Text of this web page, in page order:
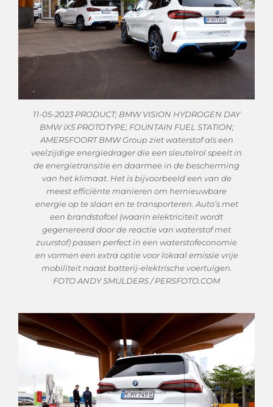
11-05-2023 PRODUCT; BMW VISION HYDROGEN DAY
BMW iX5 PROTOTYPE; FOUNTAIN FUEL STATION;
AMERSFOORT BMW Group ziet waterstof als een
veelzijdige energiedrager die een sleutelrol speelt in
de energietransitie en daarmee in de bescherming
van het klimaat. Het is bijvoorbeeld een van de
meest efficiënte manieren om hernieuwbare
energie op te slaan en te transporteren. Auto’s met
een brandstofcel (waarin elektriciteit wordt
gegenereerd door de reactie van waterstof met
zuurstof) passen perfect in een waterstofeconomie
en vormen een extra optie voor lokaal emissie vrije
mobiliteit naast batterij-elektrische voertuigen.
FOTO ANDY SMULDERS / PERSFOTO.COM